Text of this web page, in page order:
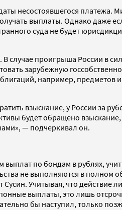
несостоявшегося платежа.
выплаты. Однако даже
суда не будет
проигрыша России в
зарубежную
например, предметов
взыскание, у России за
будет обращено
— подчеркивал он.
по бондам в рублях,
не выполняются в
Сусин. Учитывая, что
выплаты, это лишь
бы наступил, только